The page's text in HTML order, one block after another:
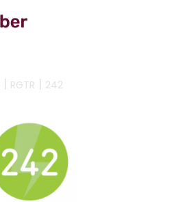
| RGTR | 242